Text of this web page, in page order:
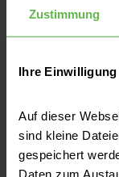
Zustimmung
Ihre Einwilligung
Auf dieser
sind kleine
gespeichert
Daten zum
Radovan
Schwerin:
und die